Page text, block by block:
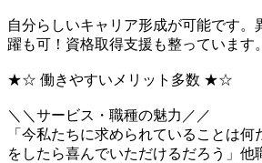
自分らしいキャリア形成が可能です。
躍も可！資格取得支援も整っています。
★☆ 働きやすいメリット多数 ★☆
＼＼サービス・職種の魅力／／
「今私たちに求められていることは
をしたら喜んでいただけるだろう」他